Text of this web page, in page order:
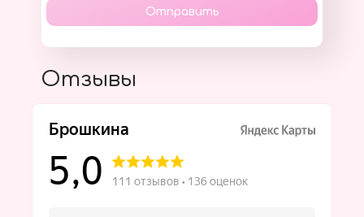
Отправить
Отзывы